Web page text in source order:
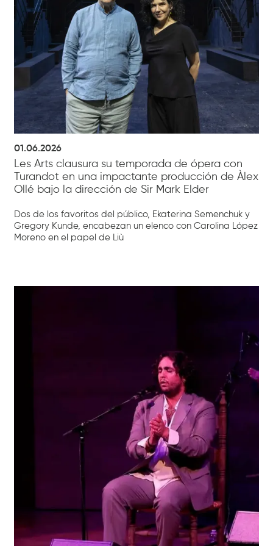
01.06.2026
Les Arts clausura su temporada de ópera con
Turandot en una impactante producción de Àlex
Ollé bajo la dirección de Sir Mark Elder
Dos de los favoritos del público, Ekaterina Semenchuk y
Gregory Kunde, encabezan un elenco con Carolina López
Moreno en el papel de Liù